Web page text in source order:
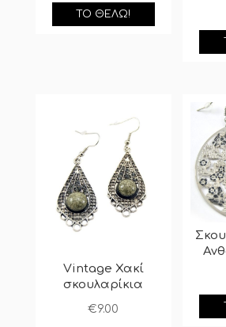
ΤΟ ΘΈΛΩ!
Vintage Χακί
σκουλαρίκια
€9.00